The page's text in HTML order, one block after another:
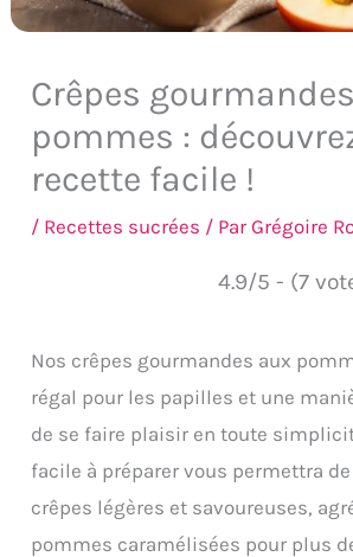
Crêpes
pommes :
recette facile !
/ Recettes sucrées / ParGrégoire
4.9/5 - (7
Nos crêpes gourmandes aux
régal pour les papilles et une
de se faire plaisir en toute
facile à préparer vous permettra
crêpes légères et savoureuses,
pommes caramélisées pour plus